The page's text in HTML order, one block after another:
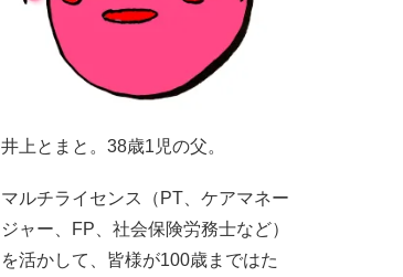
井上とまと。38歳1児の父。
マルチライセンス（PT、ケアマネー
ジャー、FP、社会保険労務士など）
を活かして、皆様が100歳まではた